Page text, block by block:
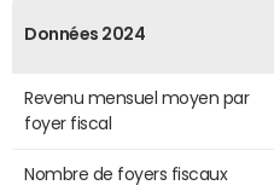
Données 2024
Revenu mensuel moyen par
foyer fiscal
Nombre de foyers fiscaux